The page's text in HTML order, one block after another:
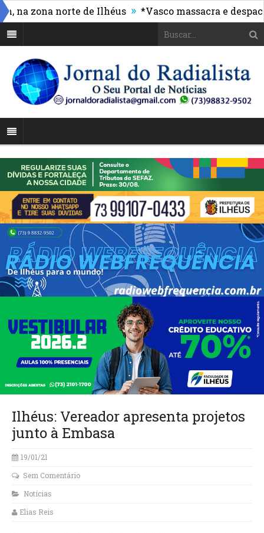
zona norte de Ilhéus » *Vasco massacra e despacha o
Ilhéus: Vereador apresenta projetos
junto à Embasa
19/01/21
Sem Comentário
Notícias
Elias Reis